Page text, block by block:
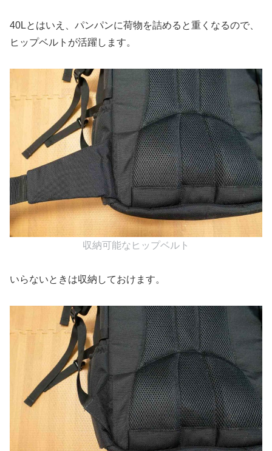
40Lとはいえ、パンパンに荷物を詰めると重くなるので、
ヒップベルトが活躍します。
収納可能なヒップベルト
いらないときは収納しておけます。